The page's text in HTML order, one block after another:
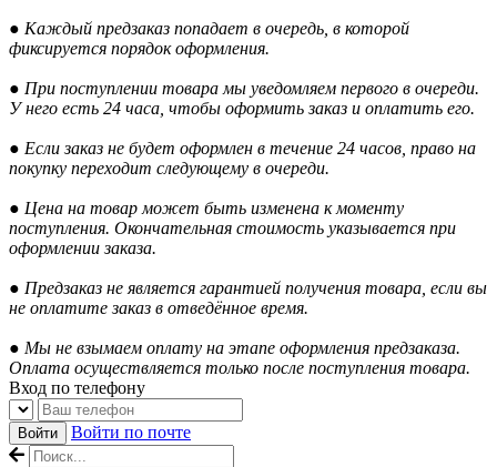
● Каждый предзаказ попадает в очередь, в которой
фиксируется порядок оформления.
● При поступлении товара мы уведомляем первого в очереди.
У него есть 24 часа, чтобы оформить заказ и оплатить его.
● Если заказ не будет оформлен в течение 24 часов, право на
покупку переходит следующему в очереди.
● Цена на товар может быть изменена к моменту
поступления. Окончательная стоимость указывается при
оформлении заказа.
● Предзаказ не является гарантией получения товара, если вы
не оплатите заказ в отведённое время.
● Мы не взымаем оплату на этапе оформления предзаказа.
Оплата осуществляется только после поступления товара.
Вход по телефону
Войти Войти по почте